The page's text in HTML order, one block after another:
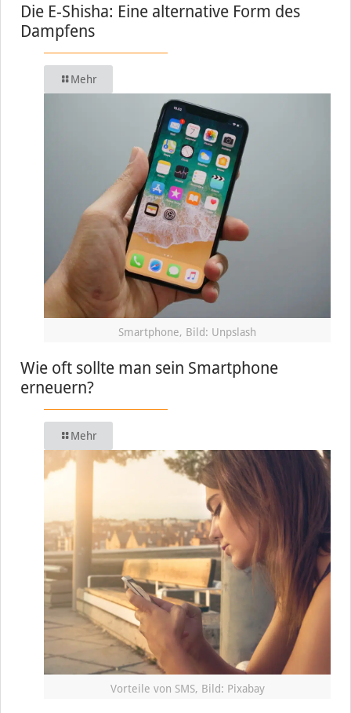
Die E-Shisha: Eine alternative Form des
Dampfens
Mehr
Smartphone, Bild: Unpslash
Wie oft sollte man sein Smartphone
erneuern?
Mehr
Vorteile von SMS, Bild: Pixabay